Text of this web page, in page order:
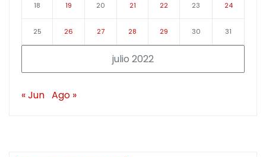
julio 2022
18 19 20 21 22 23 24
25 26 27 28 29 30 31
« Jun Ago »